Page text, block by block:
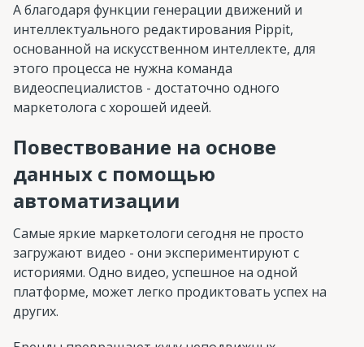
А благодаря функции генерации движений и
интеллектуального редактирования Pippit,
основанной на искусственном интеллекте, для
этого процесса не нужна команда
видеоспециалистов - достаточно одного
маркетолога с хорошей идеей.
Повествование на основе
данных с помощью
автоматизации
Самые яркие маркетологи сегодня не просто
загружают видео - они экспериментируют с
историями. Одно видео, успешное на одной
платформе, может легко продиктовать успех на
других.